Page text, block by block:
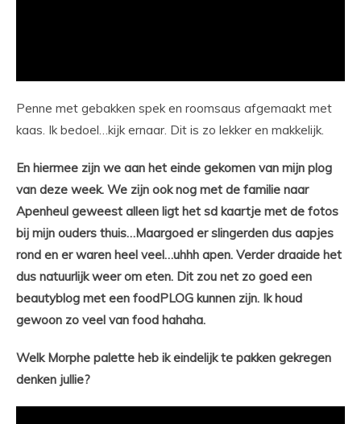
Penne met gebakken spek en roomsaus afgemaakt met
kaas. Ik bedoel…kijk ernaar. Dit is zo lekker en makkelijk.
En hiermee zijn we aan het einde gekomen van mijn plog
van deze week. We zijn ook nog met de familie naar
Apenheul geweest alleen ligt het sd kaartje met de fotos
bij mijn ouders thuis…Maargoed er slingerden dus aapjes
rond en er waren heel veel…uhhh apen. Verder draaide het
dus natuurlijk weer om eten. Dit zou net zo goed een
beautyblog met een foodPLOG kunnen zijn. Ik houd
gewoon zo veel van food hahaha.
Welk Morphe palette heb ik eindelijk te pakken gekregen
denken jullie?